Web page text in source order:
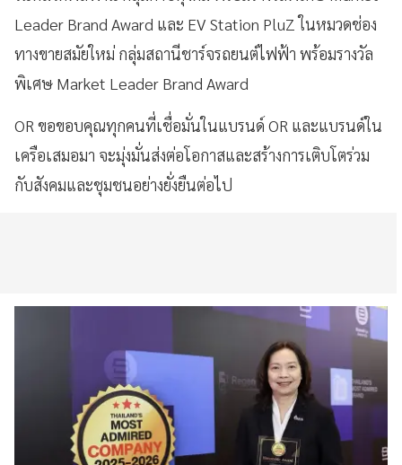
Leader Brand Award และ EV Station PluZ ในหมวดช่อง
ทางขายสมัยใหม่ กลุ่มสถานีชาร์จรถยนต์ไฟฟ้า พร้อมรางวัล
พิเศษ Market Leader Brand Award
OR ขอขอบคุณทุกคนที่เชื่อมั่นในแบรนด์ OR และแบรนด์ใน
เครือเสมอมา จะมุ่งมั่นส่งต่อโอกาสและสร้างการเติบโตร่วม
กับสังคมและชุมชนอย่างยั่งยืนต่อไป